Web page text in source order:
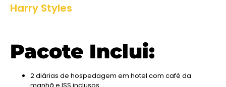
Harry Styles
Pacote Inclui:
2 diárias de hospedagem em hotel com café da